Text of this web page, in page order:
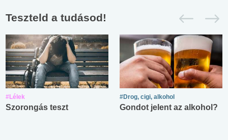
Teszteld a tudásod!
#Lélek
Szorongás teszt
#Drog, cigi, alkohol
Gondot jelent az alkohol?